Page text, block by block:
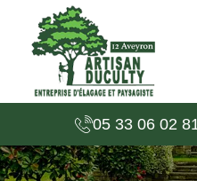
05 33 06 02